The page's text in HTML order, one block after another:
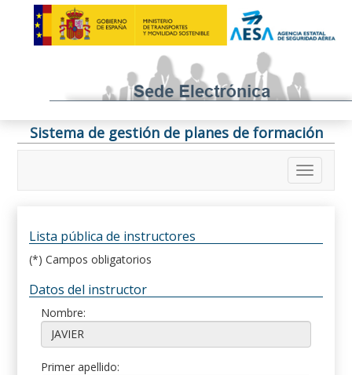
Sistema de gestión de planes de formación
Lista pública de instructores
(*) Campos obligatorios
Datos del instructor
Nombre:
Primer apellido: